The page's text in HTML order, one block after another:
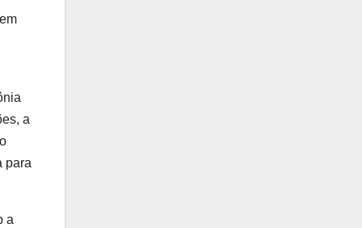
a
para
a